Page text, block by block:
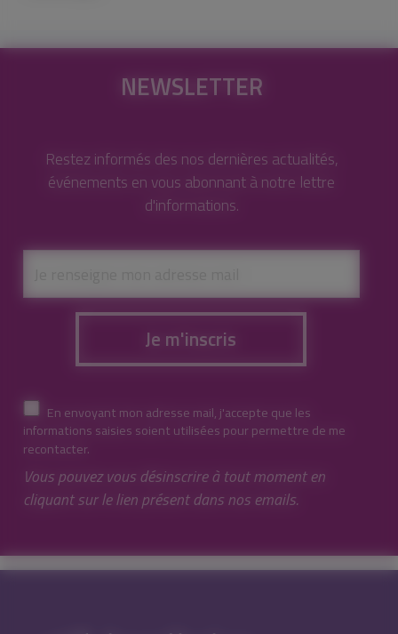
NEWSLETTER
Restez informés des nos dernières actualités,
événements en vous abonnant à notre lettre
d'informations.
Je m'inscris
En envoyant mon adresse mail, j'accepte que les
informations saisies soient utilisées pour permettre de me
recontacter.
Vous pouvez vous désinscrire à tout moment en
cliquant sur le lien présent dans nos emails.